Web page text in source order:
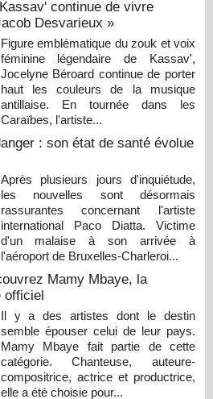
continue de vivre
Desvarieux »
Figure emblématique du zouk et voix
féminine légendaire de Kassav',
Jocelyne Béroard continue de porter
haut les couleurs de la musique
antillaise. En tournée dans les
Caraïbes, l'artiste...
: son état de santé évolue
Après plusieurs jours d'inquiétude,
les nouvelles sont désormais
rassurantes concernant l'artiste
international Paco Diatta. Victime
d'un malaise à son arrivée à
l'aéroport de Bruxelles-Charleroi...
Mamy Mbaye, la
officiel
Il y a des artistes dont le destin
semble épouser celui de leur pays.
Mamy Mbaye fait partie de cette
catégorie. Chanteuse, auteure-
compositrice, actrice et productrice,
elle a été choisie pour...